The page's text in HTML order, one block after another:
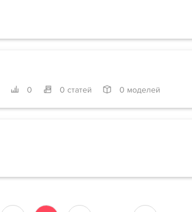
0 0 статей 0 моделей